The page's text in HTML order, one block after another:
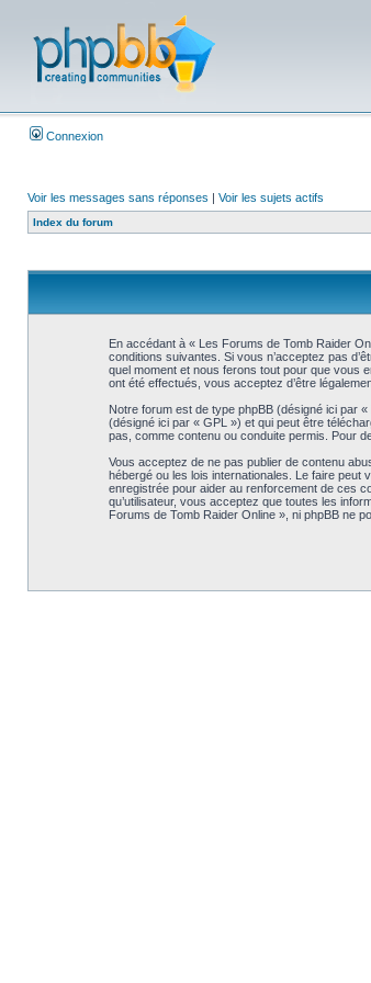
Connexion
Voir les messages sans réponses | Voir les sujets actifs
Index du forum
En accédant à « Les Forums de Tomb Raider
conditions suivantes. Si vous n’acceptez pas
quel moment et nous ferons tout pour que vous
ont été effectués, vous acceptez d’être
Notre forum est de type phpBB (désigné ici par
(désigné ici par « GPL ») et qui peut être
pas, comme contenu ou conduite permis. Pour
Vous acceptez de ne pas publier de contenu
hébergé ou les lois internationales. Le faire peut
enregistrée pour aider au renforcement de ces
qu’utilisateur, vous acceptez que toutes les
Forums de Tomb Raider Online », ni phpBB ne